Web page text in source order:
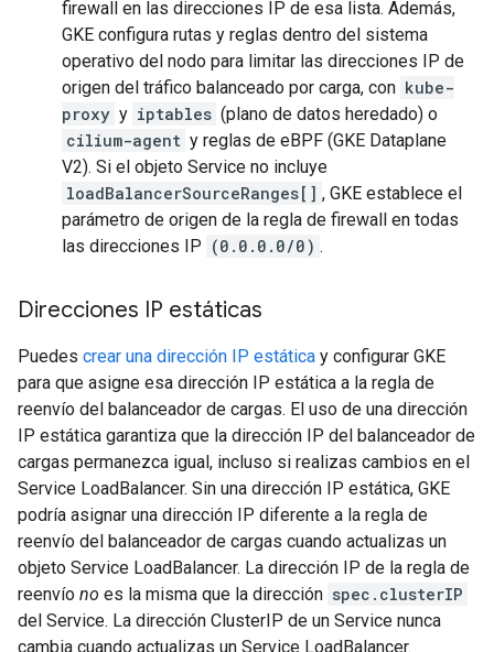
firewall en las direcciones IP de esa lista. Además,
GKE configura rutas y reglas dentro del sistema
operativo del nodo para limitar las direcciones IP de
origen del tráfico balanceado por carga, con kube-
proxy y iptables (plano de datos heredado) o
cilium-agent y reglas de eBPF (GKE Dataplane
V2). Si el objeto Service no incluye
loadBalancerSourceRanges[] , GKE establece el
parámetro de origen de la regla de firewall en todas
las direcciones IP (0.0.0.0/0) .
Direcciones IP estáticas
Puedes crear una dirección IP estática y configurar GKE
para que asigne esa dirección IP estática a la regla de
reenvío del balanceador de cargas. El uso de una dirección
IP estática garantiza que la dirección IP del balanceador de
cargas permanezca igual, incluso si realizas cambios en el
Service LoadBalancer. Sin una dirección IP estática, GKE
podría asignar una dirección IP diferente a la regla de
reenvío del balanceador de cargas cuando actualizas un
objeto Service LoadBalancer. La dirección IP de la regla de
reenvío no es la misma que la dirección spec.clusterIP
del Service. La dirección ClusterIP de un Service nunca
cambia cuando actualizas un Service LoadBalancer.